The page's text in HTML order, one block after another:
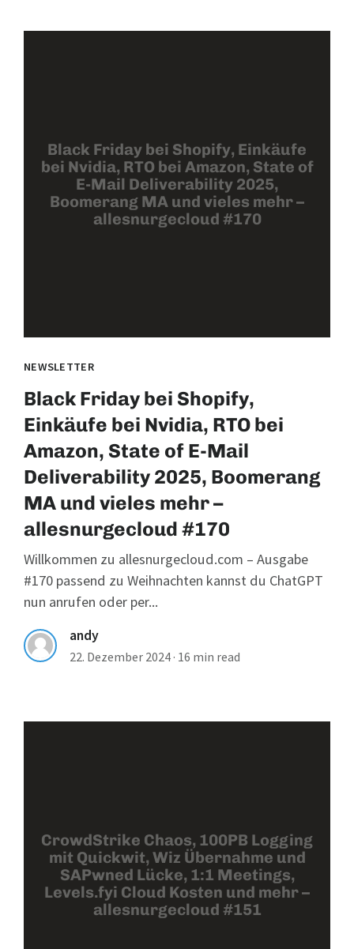
Black Friday bei Shopify, Einkäufe
bei Nvidia, RTO bei Amazon, State of
E-Mail Deliverability 2025,
Boomerang MA und vieles mehr –
allesnurgecloud #170
NEWSLETTER
Black Friday bei Shopify,
Einkäufe bei Nvidia, RTO bei
Amazon, State of E-Mail
Deliverability 2025, Boomerang
MA und vieles mehr –
allesnurgecloud #170
Willkommen zu allesnurgecloud.com – Ausgabe
#170 passend zu Weihnachten kannst du ChatGPT
nun anrufen oder per...
andy
22. Dezember 2024 · 16 min read
CrowdStrike Chaos, 100PB Logging
mit Quickwit, Wiz Übernahme und
SAPwned Lücke, 1:1 Meetings,
Levels.fyi Cloud Kosten und mehr –
allesnurgecloud #151